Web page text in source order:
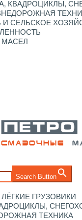
КВАДРОЦИКЛЫ,
СЕЛЬСКОЕ
Search Button
ГРУЗОВИКИ
ТЕХНИКА